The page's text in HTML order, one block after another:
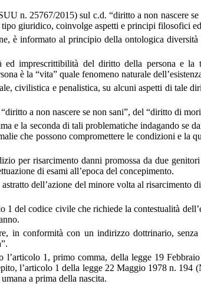
n. 25767/2015) sul c.d. “diritto a non nascere
giuridico, coinvolge aspetti e principi filosofici
è informato al principio della ontologica
imprescrittibilità del diritto della persona e
è la “vita” quale fenomeno naturale
civilistica e penalistica, su alcuni aspetti di tale
a non nascere se non sani”, del “diritto di
e la seconda di tali problematiche indagando se
che possono compromettere le condizioni e la
per risarcimento danni promossa da due
di esami all’epoca del concepimento.
dell’azione del minore volta al risarcimento
del codice civile che richiede la contestualità
in conformità con un indirizzo dottrinario,
1, primo comma, della legge 19
l’articolo 1 della legge 22 Maggio 1978 n. 194
a prima della nascita.